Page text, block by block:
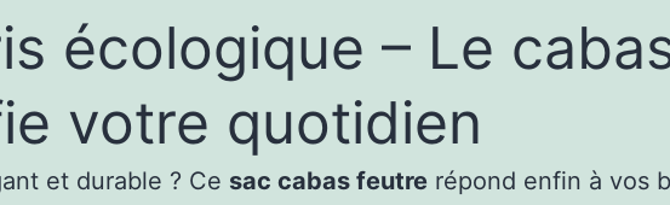
écologique – Le
votre quotidien
et durable ? Ce sac cabas feutrerépond enfin à vos